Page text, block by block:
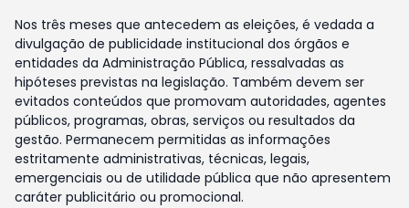
Nos três meses que antecedem as eleições, é vedada a
divulgação de publicidade institucional dos órgãos e
entidades da Administração Pública, ressalvadas as
hipóteses previstas na legislação. Também devem ser
evitados conteúdos que promovam autoridades, agentes
públicos, programas, obras, serviços ou resultados da
gestão. Permanecem permitidas as informações
estritamente administrativas, técnicas, legais,
emergenciais ou de utilidade pública que não apresentem
caráter publicitário ou promocional.